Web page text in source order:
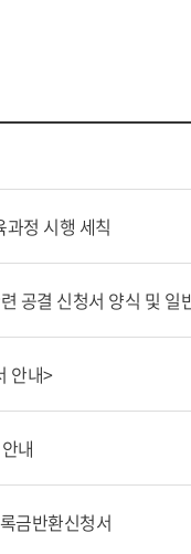
정 시행 세칙
공결 신청서 양식 및
안내>
내
금반환신청서